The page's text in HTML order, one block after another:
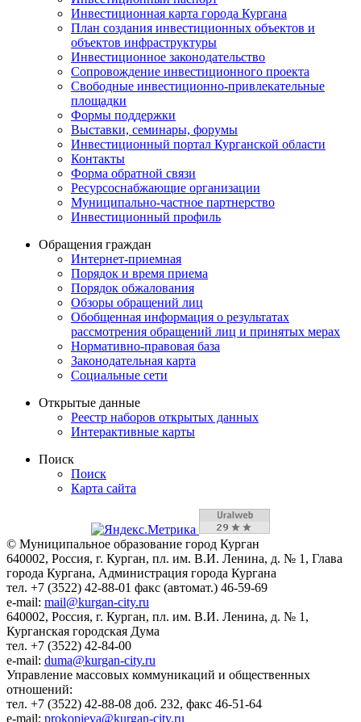
Инвестиционная карта города Кургана
План создания инвестиционных объектов и
объектов инфраструктуры
Инвестиционное законодательство
Сопровождение инвестиционного проекта
Свободные инвестиционно-привлекательные
площадки
Формы поддержки
Выставки, семинары, форумы
Инвестиционный портал Курганской области
Контакты
Форма обратной связи
Ресурсоснабжающие организации
Муниципально-частное партнерство
Инвестиционный профиль
Обращения граждан
Интернет-приемная
Порядок и время приема
Порядок обжалования
Обзоры обращений лиц
Обобщенная информация о результатах
рассмотрения обращений лиц и принятых мерах
Нормативно-правовая база
Законодательная карта
Социальные сети
Открытые данные
Реестр наборов открытых данных
Интерактивные карты
Поиск
Поиск
Карта сайта
© Муниципальное образование город Курган
640002, Россия, г. Курган, пл. им. В.И. Ленина, д. № 1, Глава
города Кургана, Администрация города Кургана
тел. +7 (3522) 42-88-01 факс (автомат.) 46-59-69
e-mail: mail@kurgan-city.ru
640002, Россия, г. Курган, пл. им. В.И. Ленина, д. № 1,
Курганская городская Дума
тел. +7 (3522) 42-84-00
e-mail: duma@kurgan-city.ru
Управление массовых коммуникаций и общественных
отношений:
тел. +7 (3522) 42-88-08 доб. 232, факс 46-51-64
e-mail: prokopieva@kurgan-city.ru